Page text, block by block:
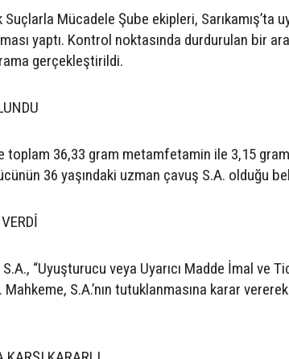
Mücadele Şube ekipleri, Sarıkamış’ta
yaptı. Kontrol noktasında durdurulan bir
gerçekleştirildi.
toplam 36,33 gram metamfetamin ile 3,15
36 yaşındaki uzman çavuş S.A. olduğu
“Uyuşturucu veya Uyarıcı Madde İmal ve
S.A.’nın tutuklanmasına karar